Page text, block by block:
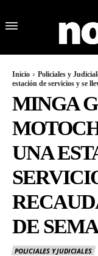
Inicio Policiales y
estación de servicios y se
MINGA
UNA
DE
POLICIALES Y JUDICIALES